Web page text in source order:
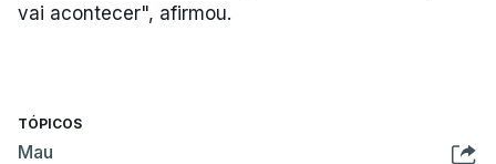
vai acontecer", afirmou.
TÓPICOS
Mau